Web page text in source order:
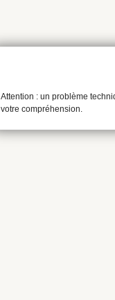
Attention : un problème
votre compréhension.